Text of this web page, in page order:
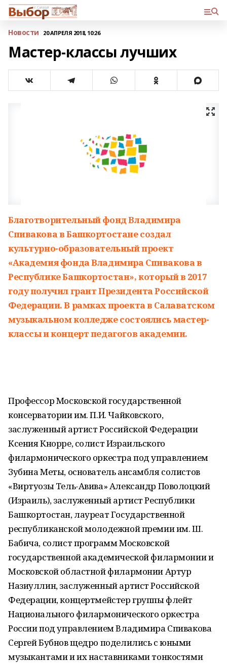
Новости 20 АПРЕЛЯ 2018, 10:26
Мастер-классы лучших
Благотворительный фонд Владимира
Спивакова в Башкортостане создал
культурно-образовательный проект
«Академия фонда Владимира Спивакова в
Республике Башкортостан», который в 2017
году получил грант Президента Российской
Федерации.В рамках проекта в Салаватском
музыкальном колледже состоялись мастер-
классы и концерт педагогов академии.
Профессор Московской государственной
консерватории им. П.И. Чайковского,
заслуженный артист Российской Федерации
Ксения Кнорре, солист Израильского
филармонического оркестра под управлением
Зубина Меты, основатель ансамбля солистов
«Виртуозы Тель-Авива» Александр Поволоцкий
(Израиль), заслуженный артист Республики
Башкортостан, лауреат Государственной
республиканской молодежной премии им. Ш.
Бабича, солист программ Московской
государственной академической филармонии и
Московской областной филармонии Артур
Назиуллин, заслуженный артист Российской
Федерации, концертмейстер группы флейт
Национального филармонического оркестра
России под управлением Владимира Спивакова
Сергей Бубнов щедро поделились с юными
музыкантами и их наставниками тонкостями